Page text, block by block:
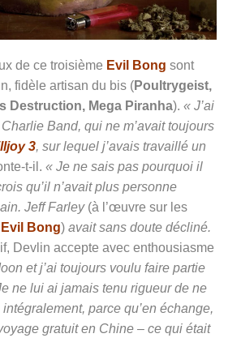
de ce troisième Evil Bong sont
fidèle artisan du bis (Poultrygeist,
Destruction, Mega Piranha). « J’ai
Band, qui ne m’avait toujours
3, sur lequel j’avais travaillé un
t-il. « Je ne sais pas pourquoi il
qu’il n’avait plus personne
Jeff Farley (à l’œuvre sur les
Evil Bong) avait sans doute décliné.
Devlin accepte avec enthousiasme
et j’ai toujours voulu faire partie
ne lui ai jamais tenu rigueur de ne
parce qu’en échange,
gratuit en Chine – ce qui était